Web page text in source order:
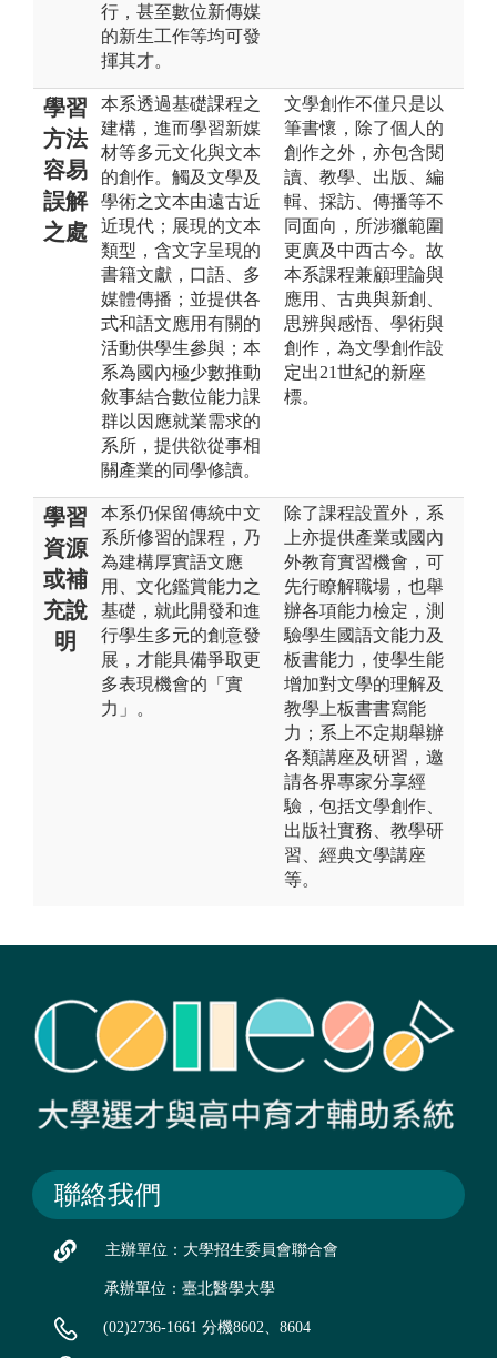
行，甚至數位新傳媒
的新生工作等均可發
揮其才。
學習
方法
容易
誤解
之處
本系透過基礎課程之
建構，進而學習新媒
材等多元文化與文本
的創作。觸及文學及
學術之文本由遠古近
近現代；展現的文本
類型，含文字呈現的
書籍文獻，口語、多
媒體傳播；並提供各
式和語文應用有關的
活動供學生參與；本
系為國內極少數推動
敘事結合數位能力課
群以因應就業需求的
系所，提供欲從事相
關產業的同學修讀。
文學創作不僅只是以
筆書懷，除了個人的
創作之外，亦包含閱
讀、教學、出版、編
輯、採訪、傳播等不
同面向，所涉獵範圍
更廣及中西古今。故
本系課程兼顧理論與
應用、古典與新創、
思辨與感悟、學術與
創作，為文學創作設
定出21世紀的新座
標。
學習
資源
或補
充說
明
本系仍保留傳統中文
系所修習的課程，乃
為建構厚實語文應
用、文化鑑賞能力之
基礎，就此開發和進
行學生多元的創意發
展，才能具備爭取更
多表現機會的「實
力」。
除了課程設置外，系
上亦提供產業或國內
外教育實習機會，可
先行瞭解職場，也舉
辦各項能力檢定，測
驗學生國語文能力及
板書能力，使學生能
增加對文學的理解及
教學上板書書寫能
力；系上不定期舉辦
各類講座及研習，邀
請各界專家分享經
驗，包括文學創作、
出版社實務、教學研
習、經典文學講座
等。
聯絡我們
主辦單位：大學招生委員會聯合會
承辦單位：臺北醫學大學
(02)2736-1661 分機8602、8604